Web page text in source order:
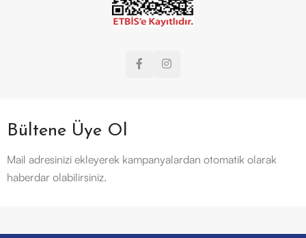
Bültene Üye Ol
Mail adresinizi ekleyerek kampanyalardan otomatik olarak
haberdar olabilirsiniz.